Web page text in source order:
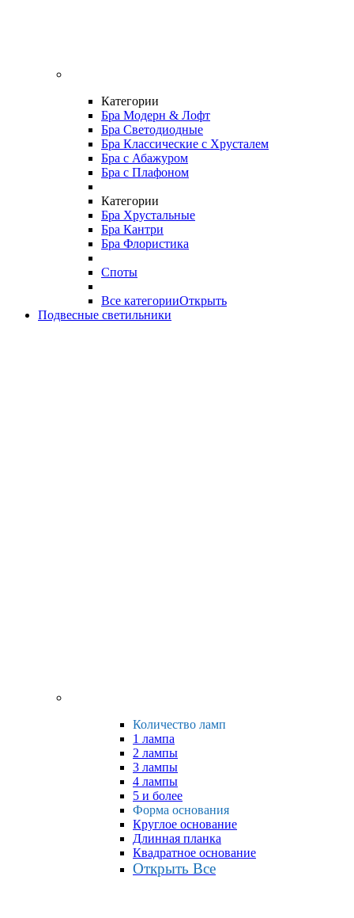
Категории
Бра Модерн & Лофт
Бра Светодиодные
Бра Классические с Хрусталем
Бра с Абажуром
Бра с Плафоном
Категории
Бра Хрустальные
Бра Кантри
Бра Флористика
Споты
Все категорииОткрыть
Подвесные светильники
Количество ламп
1 лампа
2 лампы
3 лампы
4 лампы
5 и более
Форма основания
Круглое основание
Длинная планка
Квадратное основание
Открыть Все